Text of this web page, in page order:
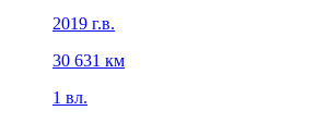
2019 г.в.
30 631 км
1 вл.